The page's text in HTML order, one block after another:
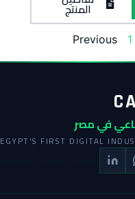
المنتج
Previous 1
في مصر
EGYPT'S FIRST DIGITAL